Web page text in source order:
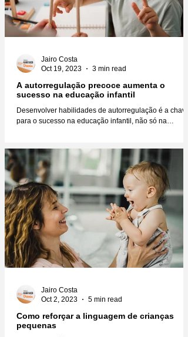
A autorregulação precoce aumenta o
sucesso na educação infantil
Desenvolver habilidades de autorregulação é a chave
para o sucesso na educação infantil, não só na
Jairo Costa
Oct 19, 2023
3 min read
Como reforçar a linguagem de crianças
pequenas
Jairo Costa
Oct 2, 2023
5 min read